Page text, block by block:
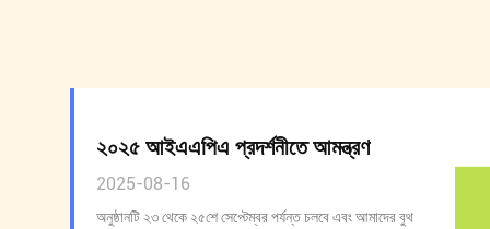
২০২৫ আইএএপিএ প্রদর্শনীতে আমন্ত্রণ
2025-08-16
অনুষ্ঠানটি ২৩ থেকে ২৫শে সেপ্টেম্বর পর্যন্ত চলবে এবং আমাদের বুথ